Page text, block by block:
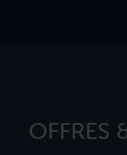
OFFRES